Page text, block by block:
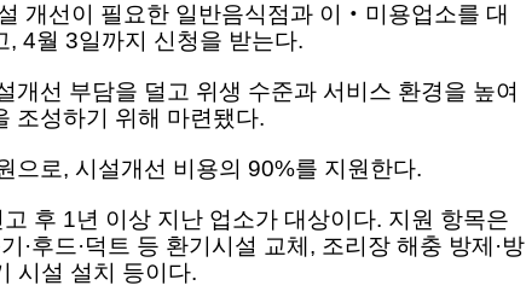
개선이 필요한 일반음식점과 이‧미용업소를 대
4월 3일까지 신청을 받는다.
개선 부담을 덜고 위생 수준과 서비스 환경을 높여
조성하기 위해 마련됐다.
으로, 시설개선 비용의 90%를 지원한다.
후 1년 이상 지난 업소가 대상이다. 지원 항목은
·후드·덕트 등 환기시설 교체, 조리장 해충 방제·방
시설 설치 등이다.